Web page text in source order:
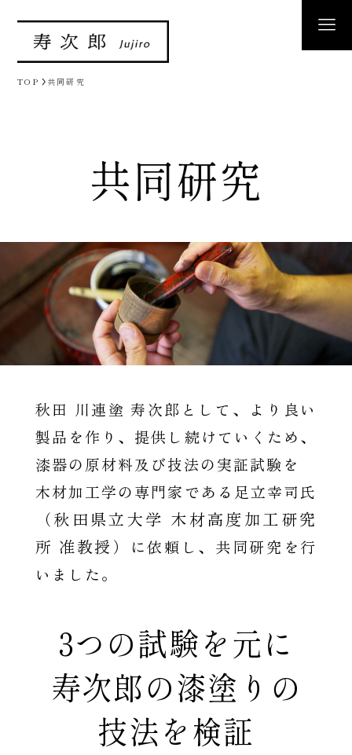
TOP 共同研究
共同研究
秋田 川連塗 寿次郎として、
より良い
製品を作り、提供し続けていくため、
漆器の原材料及び技法の実証試験を
木材加工学の専門家である 足立幸司氏
（秋田県立大学 木材高度加工研究
所 准教授）
に依頼し、 共同研究を行
いました。
3つの試験を元に
寿次郎の漆塗りの
技法を検証